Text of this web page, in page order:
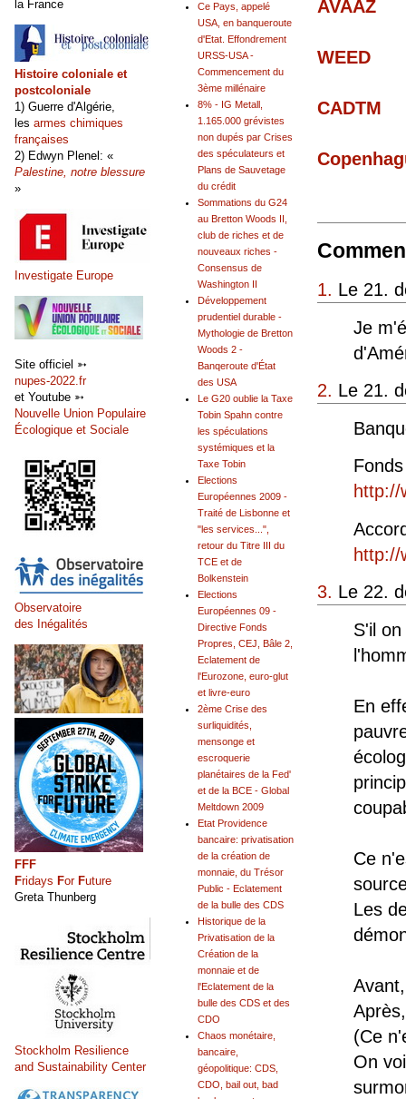
AVAAZ
WEED
CADTM
1. Le 21.
Je
2. Le 21.
http://
http://
3. Le 22.
S'il
En
Ce
Les
(Ce
On
Ce Pays, appelé
USA, en banqueroute
d'Etat. Effondrement
URSS-USA -
Commencement du
3ème millénaire
8% - IG Metall,
1.165.000 grévistes
non dupés par Crises
des spéculateurs et
Plans de Sauvetage
du crédit
Sommations du G24
au Bretton Woods II,
club de riches et de
nouveaux riches -
Consensus de
Washington II
Développement
prudentiel durable -
Mythologie de Bretton
Woods 2 -
Banqeroute d'État
des USA
Le G20 oublie la Taxe
Tobin Spahn contre
les spéculations
systémiques et la
Taxe Tobin
Elections
Européennes 2009 -
Traité de Lisbonne et
"les services...",
retour du Titre III du
TCE et de
Bolkenstein
Elections
Européennes 09 -
Directive Fonds
Propres, CEJ, Bâle 2,
Eclatement de
l'Eurozone, euro-glut
et livre-euro
2ème Crise des
surliquidités,
mensonge et
escroquerie
planétaires de la Fed'
et de la BCE - Global
Meltdown 2009
Etat Providence
bancaire: privatisation
de la création de
monnaie, du Trésor
Public - Eclatement
de la bulle des CDS
Historique de la
Privatisation de la
Création de la
monnaie et de
l'Eclatement de la
bulle des CDS et des
CDO
Chaos monétaire,
bancaire,
géopolitique: CDS,
CDO, bail out, bad
la France
Histoire coloniale et
postcoloniale
1) Guerre d'Algérie,
les armes chimiques
françaises
2) Edwyn Plenel: «
Palestine, notre blessure
»
Investigate Europe
Site officiel ➳
nupes-2022.fr
et Youtube ➳
Nouvelle Union Populaire
Écologique et Sociale
Observatoire
des Inégalités
FFF
Fridays For Future
Greta Thunberg
Stockholm Resilience
and Sustainability Center